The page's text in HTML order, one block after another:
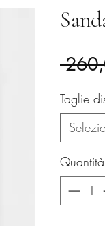
Taglie
Quantità